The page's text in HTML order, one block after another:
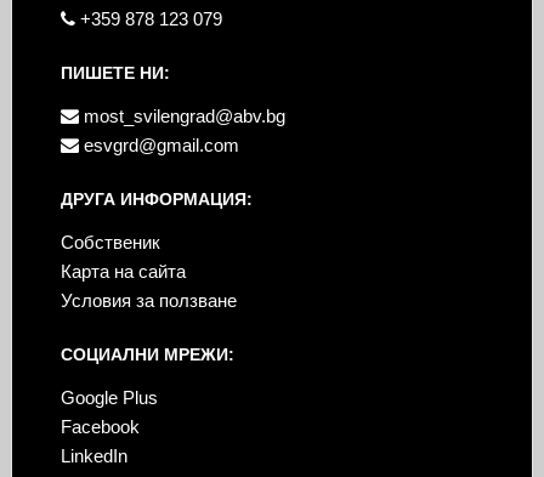
+359 878 123 079
ПИШЕТЕ НИ:
most_svilengrad@abv.bg
esvgrd@gmail.com
ДРУГА ИНФОРМАЦИЯ:
Собственик
Карта на сайта
Условия за ползване
СОЦИАЛНИ МРЕЖИ:
Google Plus
Facebook
LinkedIn